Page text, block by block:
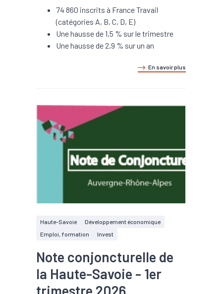
74 860 inscrits à France Travail
(catégories A, B, C, D, E)
Une hausse de 1,5 % sur le trimestre
Une hausse de 2,9 % sur un an
En savoir plus
Haute-Savoie
Développement économique
Emploi, formation
Invest
Note conjoncturelle de
la Haute-Savoie - 1er
trimestre 2026